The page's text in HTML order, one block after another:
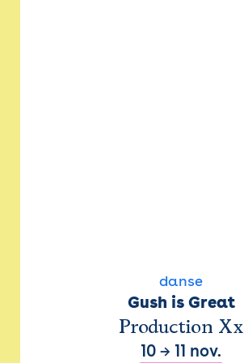
danse
Gush is Great
Production Xx
10 → 11 nov.